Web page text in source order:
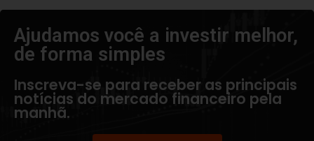
Ajudamos você a investir melhor,
de forma simples​
Inscreva-se para receber as principais
notícias do mercado financeiro pela
manhã.